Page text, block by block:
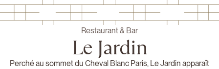
Restaurant & Bar
Le Jardin
Perché au sommet du Cheval Blanc Paris, Le Jardin apparaît